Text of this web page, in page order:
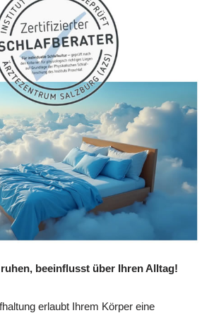
beeinflusst über Ihren Alltag!
erlaubt Ihrem Körper eine